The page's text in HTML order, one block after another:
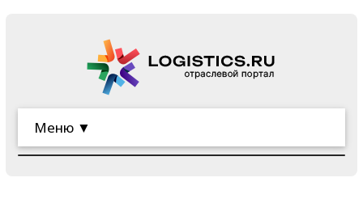
Меню ▼